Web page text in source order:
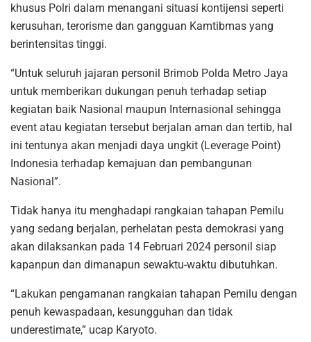
khusus Polri dalam menangani situasi kontijensi seperti
kerusuhan, terorisme dan gangguan Kamtibmas yang
berintensitas tinggi.
“Untuk seluruh jajaran personil Brimob Polda Metro Jaya
untuk memberikan dukungan penuh terhadap setiap
kegiatan baik Nasional maupun Internasional sehingga
event atau kegiatan tersebut berjalan aman dan tertib, hal
ini tentunya akan menjadi daya ungkit (Leverage Point)
Indonesia terhadap kemajuan dan pembangunan
Nasional”.
Tidak hanya itu menghadapi rangkaian tahapan Pemilu
yang sedang berjalan, perhelatan pesta demokrasi yang
akan dilaksankan pada 14 Februari 2024 personil siap
kapanpun dan dimanapun sewaktu-waktu dibutuhkan.
“Lakukan pengamanan rangkaian tahapan Pemilu dengan
penuh kewaspadaan, kesungguhan dan tidak
underestimate,” ucap Karyoto.